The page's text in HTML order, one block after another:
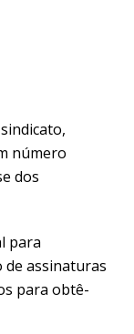
número
dos
para
assinaturas
para obtê-